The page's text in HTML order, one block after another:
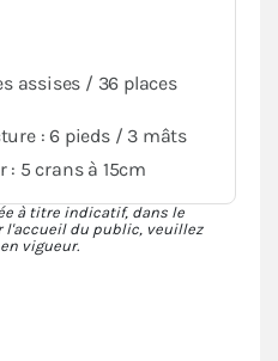
assises / 36 places
: 6 pieds / 3 mâts
: 5 crans à 15cm
à titre indicatif, dans le
l'accueil du public, veuillez
vigueur.